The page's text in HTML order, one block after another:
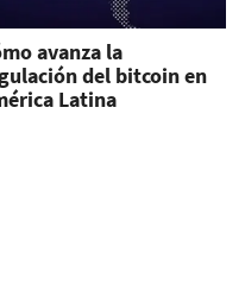
avanza la
del bitcoin en
Latina